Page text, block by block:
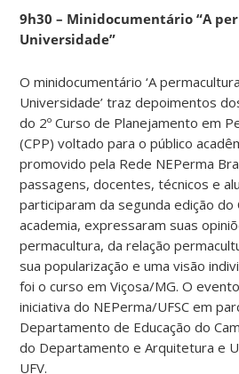
9h30 – Minidocumentário “A
Universidade”
O minidocumentário ‘A
Universidade’ traz depoimentos
do 2º Curso de Planejamento em
(CPP) voltado para o público
promovido pela Rede NEPerma
passagens, docentes, técnicos e
participaram da segunda edição do
academia, expressaram suas
permacultura, da relação
sua popularização e uma visão
foi o curso em Viçosa/MG. O
iniciativa do NEPerma/UFSC em
Departamento de Educação do
do Departamento e Arquitetura e
UFV.